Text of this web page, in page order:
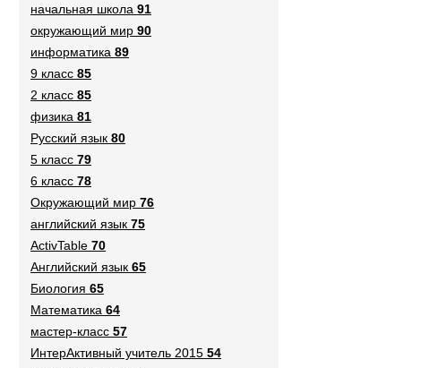
начальная школа 91
окружающий мир 90
информатика 89
9 класс 85
2 класс 85
физика 81
Русский язык 80
5 класс 79
6 класс 78
Окружающий мир 76
английский язык 75
ActivTable 70
Английский язык 65
Биология 65
Математика 64
мастер-класс 57
ИнтерАктивный учитель 2015 54